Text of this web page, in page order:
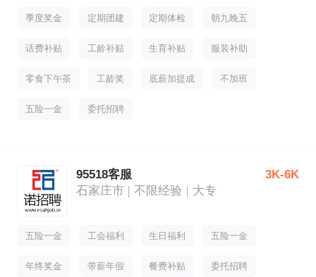
季度奖金 定期团建 定期体检 朝九晚五
话费补贴 工龄补贴 生育补贴 服装补助
零食下午茶 工龄奖 底薪加提成 不加班
五险一金 委托招聘
95518客服
石家庄市
不限经验 大专
3K-6K
五险一金 工会福利 生日福利 五险一金
年终奖金 带薪年假 餐费补贴 委托招聘